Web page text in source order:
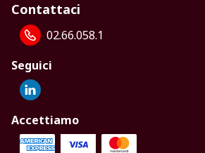
Contattaci
02.66.058.1
Seguici
Accettiamo